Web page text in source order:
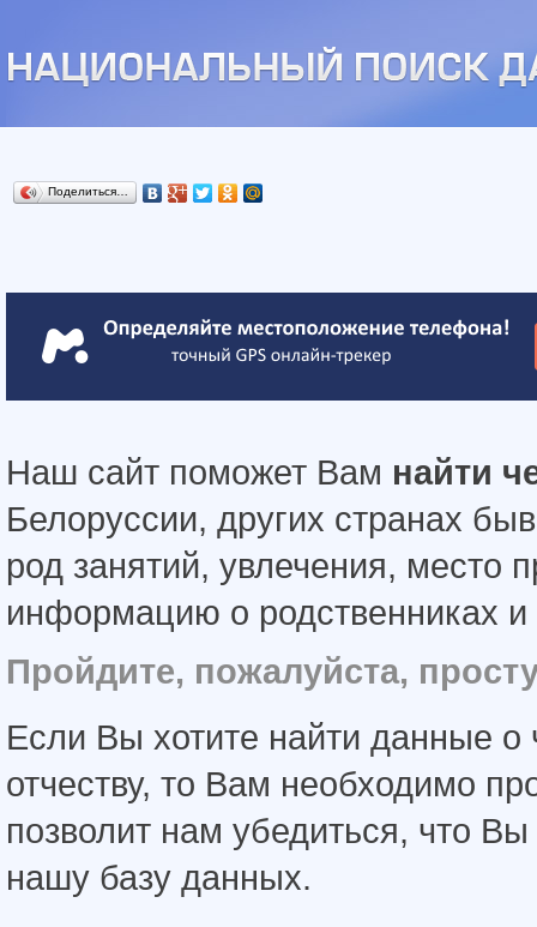
Поделиться…
Наш сайт поможет Вам найти
Белоруссии, других странах
род занятий, увлечения, место
информацию о родственниках и
Пройдите, пожалуйста,
Если Вы хотите найти данные
отчеству, то Вам необходимо
позволит нам убедиться, что
нашу базу данных.